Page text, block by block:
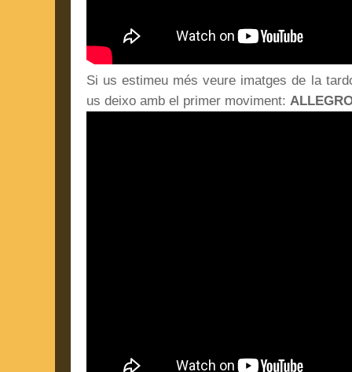
Si us estimeu més veure imatges de la
us deixo amb el primer moviment: